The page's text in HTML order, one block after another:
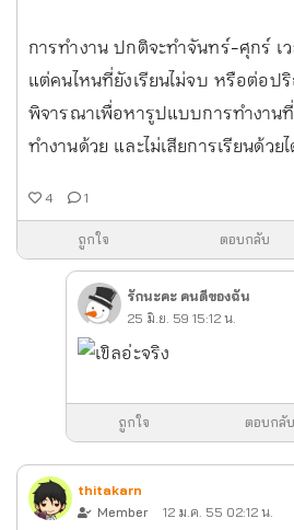
การทำงาน ปกติจะทำจันทร์-ศุกร์
แต่คนไหนที่ยังเรียนไม่จบ หรือต่อ
พิจารณาเพื่อหารูปแบบการทำงาน
ทำงานด้วย และไม่เสียการเรียนด้วย
4 1
ถูกใจ ตอบกลับ
รักนะคะ คนดีของฉัน
25 มิ.ย. 59 15:12 น.
อ่ะจริง
ถูกใจ ตอบกลับ
thitakarn
Member
12 ม.ค. 55 02:12 น.